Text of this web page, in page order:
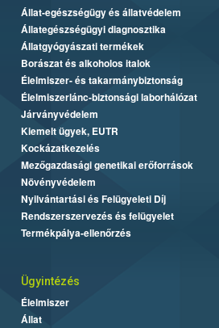
Állat-egészségügy és állatvédelem
Állategészségügyi diagnosztika
Állatgyógyászati termékek
Borászat és alkoholos italok
Élelmiszer- és takarmánybiztonság
Élelmiszerlánc-biztonsági laborhálózat
Járványvédelem
Kiemelt ügyek, EUTR
Kockázatkezelés
Mezőgazdasági genetikai erőforrások
Növényvédelem
Nyilvántartási és Felügyeleti Díj
Rendszerszervezés és felügyelet
Termékpálya-ellenőrzés
Ügyintézés
Élelmiszer
Állat